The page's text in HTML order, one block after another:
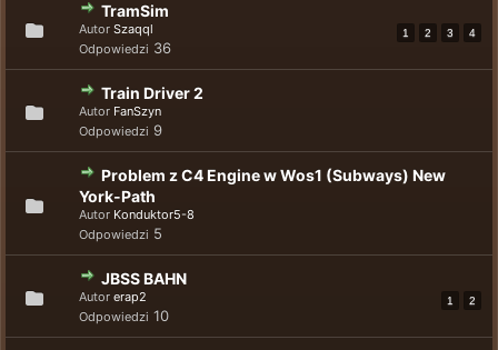
TramSim
Autor Szaqql 1 2 3 4
Odpowiedzi 36
Train Driver 2
Autor FanSzyn
Odpowiedzi 9
Problem z C4 Engine w Wos1 (Subways) New
York-Path
Autor Konduktor5-8
Odpowiedzi 5
JBSS BAHN
Autor erap2 1 2
Odpowiedzi 10